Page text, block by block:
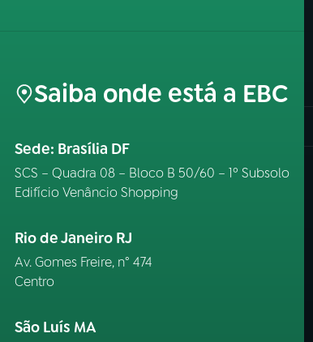
Saiba onde está a EBC
Sede: Brasília DF
SCS – Quadra 08 – Bloco B 50/60 – 1º Subsolo
Edifício Venâncio Shopping
Rio de Janeiro RJ
Av. Gomes Freire, n° 474
Centro
São Luís MA